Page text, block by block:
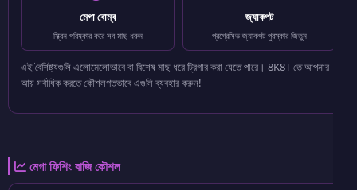
মেগা বোম্ব
স্ক্রিন পরিষ্কার করে সব মাছ ধরুন
জ্যাকপট
প্রগ্রেসিভ জ্যাকপট পুরস্কার জিতুন
এই বৈশিষ্ট্যগুলি এলোমেলোভাবে বা বিশেষ মাছ ধরে ট্রিগার করা যেতে পারে। 8K8T তে আপনার
আয় সর্বাধিক করতে কৌশলগতভাবে এগুলি ব্যবহার করুন!
মেগা ফিশিং বাজি কৌশল